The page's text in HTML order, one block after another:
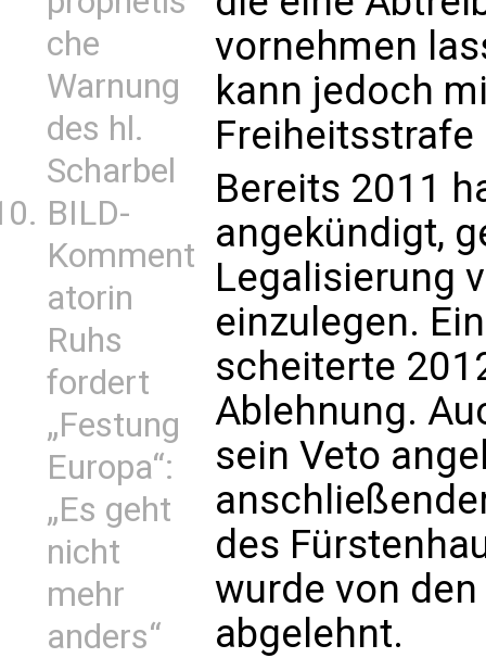
che
Warnung
des hl.
Scharbel
BILD-
Komment
atorin
Ruhs
fordert
„Festung
Europa“:
„Es geht
nicht
mehr
anders“
vornehmen
kann jedoch
Bereits 2011
angekündigt,
Legalisierung
einzulegen.
scheiterte
Ablehnung.
sein Veto
des
wurde von
abgelehnt.